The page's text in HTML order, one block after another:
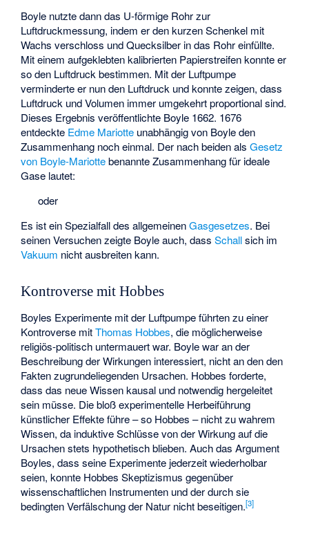
Boyle nutzte dann das U-förmige Rohr zur
Luftdruckmessung, indem er den kurzen Schenkel mit
Wachs verschloss und Quecksilber in das Rohr einfüllte.
Mit einem aufgeklebten kalibrierten Papierstreifen konnte er
so den Luftdruck bestimmen. Mit der Luftpumpe
verminderte er nun den Luftdruck und konnte zeigen, dass
Luftdruck und Volumen immer umgekehrt proportional sind.
Dieses Ergebnis veröffentlichte Boyle 1662. 1676
entdeckte Edme Mariotte unabhängig von Boyle den
Zusammenhang noch einmal. Der nach beiden alsGesetz
von Boyle-Mariottebenannte Zusammenhang für ideale
Gase lautet:
oder
Es ist ein Spezialfall des allgemeinenGasgesetzes. Bei
seinen Versuchen zeigte Boyle auch, dassSchallsich im
Vakuum nicht ausbreiten kann.
Kontroverse mit Hobbes
Boyles Experimente mit der Luftpumpe führten zu einer
Kontroverse mitThomas Hobbes, die möglicherweise
religiös-politisch untermauert war. Boyle war an der
Beschreibung der Wirkungen interessiert, nicht an den den
Fakten zugrundeliegenden Ursachen. Hobbes forderte,
dass das neue Wissen kausal und notwendig hergeleitet
sein müsse. Die bloß experimentelle Herbeiführung
künstlicher Effekte führe – so Hobbes – nicht zu wahrem
Wissen, da induktive Schlüsse von der Wirkung auf die
Ursachen stets hypothetisch blieben. Auch das Argument
Boyles, dass seine Experimente jederzeit wiederholbar
seien, konnte Hobbes Skeptizismus gegenüber
wissenschaftlichen Instrumenten und der durch sie
bedingten Verfälschung der Natur nicht beseitigen.[3]